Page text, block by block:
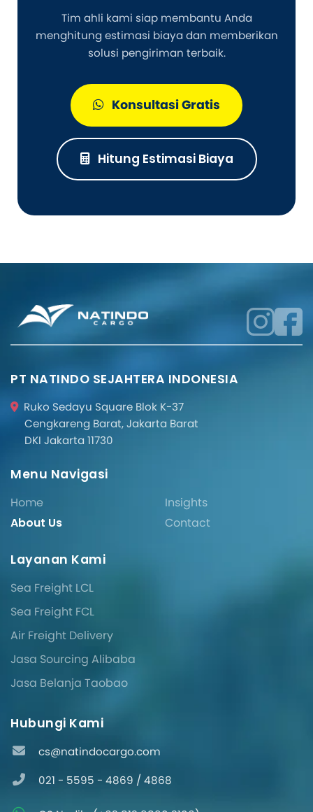
Tim ahli kami siap membantu Anda
menghitung estimasi biaya dan memberikan
solusi pengiriman terbaik.
Konsultasi Gratis
Hitung Estimasi Biaya
PT NATINDO SEJAHTERA INDONESIA
Ruko Sedayu Square Blok K-37
Cengkareng Barat, Jakarta Barat
DKI Jakarta 11730
Menu Navigasi
Home
About Us
Insights
Contact
Layanan Kami
Sea Freight LCL
Sea Freight FCL
Air Freight Delivery
Jasa Sourcing Alibaba
Jasa Belanja Taobao
Hubungi Kami
cs@natindocargo.com
021 - 5595 - 4869 / 4868